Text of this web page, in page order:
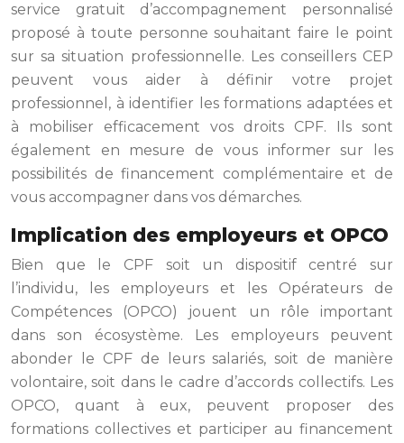
service gratuit d’accompagnement personnalisé
proposé à toute personne souhaitant faire le point
sur sa situation professionnelle. Les conseillers CEP
peuvent vous aider à définir votre projet
professionnel, à identifier les formations adaptées et
à mobiliser efficacement vos droits CPF. Ils sont
également en mesure de vous informer sur les
possibilités de financement complémentaire et de
vous accompagner dans vos démarches.
Implication des employeurs et OPCO
Bien que le CPF soit un dispositif centré sur
l’individu, les employeurs et les Opérateurs de
Compétences (OPCO) jouent un rôle important
dans son écosystème. Les employeurs peuvent
abonder le CPF de leurs salariés, soit de manière
volontaire, soit dans le cadre d’accords collectifs. Les
OPCO, quant à eux, peuvent proposer des
formations collectives et participer au financement